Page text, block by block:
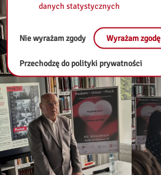
danych statystycznych
Nie wyrażam zgody Wyrażam zgodę
Przechodzę do polityki prywatności